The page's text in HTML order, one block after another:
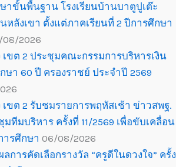
าขั้นพื้นฐาน โรงเรียนบ้านบาตูปูเต๊ะ
หลังเขา ตั้งแต่ภาคเรียนที่ 2 ปีการศึกษา
2026
เขต 2 ประชุมคณะกรรมการบริหารเงิน
ษา 60 ปี ครองราชย์ ประจำปี 2569
เขต 2 รับชมรายการพฤหัสเช้า ข่าวสพฐ.
มทีมบริหาร ครั้งที่ 11/2569 เพื่อขับเคลื่อน
รศึกษา 06/08/2026
การคัดเลือกรางวัล “ครูดีในดวงใจ” ครั้ง